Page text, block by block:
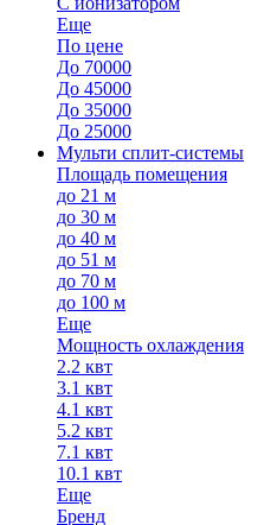
Еще
По цене
До 70000
До 45000
До 35000
До 25000
Мульти сплит-системы
Площадь помещения
до 21 м
до 30 м
до 40 м
до 51 м
до 70 м
до 100 м
Еще
Мощность охлаждения
2.2 квт
3.1 квт
4.1 квт
5.2 квт
7.1 квт
10.1 квт
Еще
Бренд